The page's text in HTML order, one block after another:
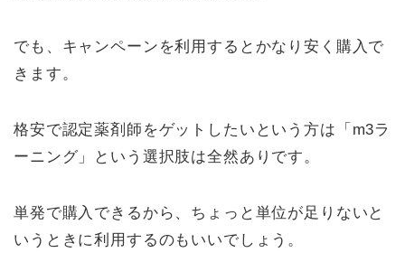
でも、キャンペーンを利用するとかなり安く購入で
きます。
格安で認定薬剤師をゲットしたいという方は「m3ラ
ーニング」という選択肢は全然ありです。
単発で購入できるから、ちょっと単位が足りないと
いうときに利用するのもいいでしょう。